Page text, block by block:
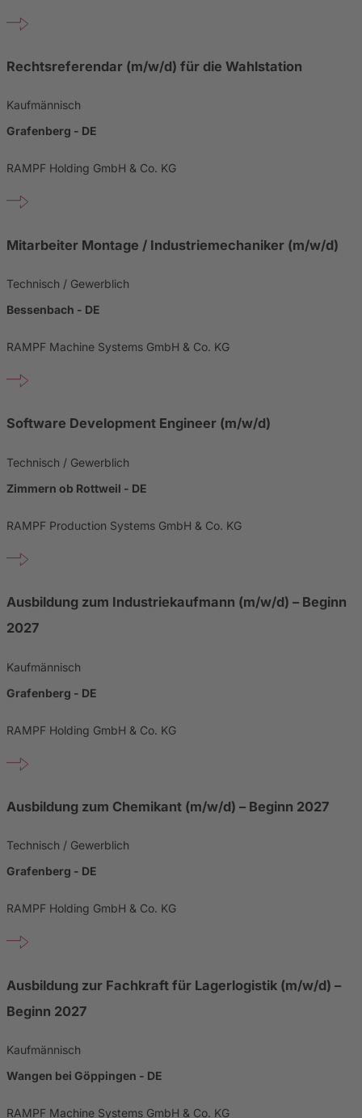
Rechtsreferendar (m/w/d) für die Wahlstation
Kaufmännisch
Grafenberg - DE
RAMPF Holding GmbH & Co. KG
Mitarbeiter Montage / Industriemechaniker (m/w/d)
Technisch / Gewerblich
Bessenbach - DE
RAMPF Machine Systems GmbH & Co. KG
Software Development Engineer (m/w/d)
Technisch / Gewerblich
Zimmern ob Rottweil - DE
RAMPF Production Systems GmbH & Co. KG
Ausbildung zum Industriekaufmann (m/w/d) – Beginn
2027
Kaufmännisch
Grafenberg - DE
RAMPF Holding GmbH & Co. KG
Ausbildung zum Chemikant (m/w/d) – Beginn 2027
Technisch / Gewerblich
Grafenberg - DE
RAMPF Holding GmbH & Co. KG
Ausbildung zur Fachkraft für Lagerlogistik (m/w/d) –
Beginn 2027
Kaufmännisch
Wangen bei Göppingen - DE
RAMPF Machine Systems GmbH & Co. KG